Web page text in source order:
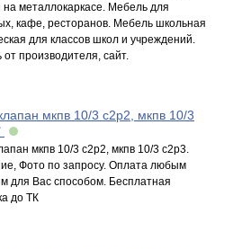
металлокаркасе. Мебель для
кафе, ресторанов. Мебель школьная
для классов школ и учреждений.
от производителя, сайт.
мкпв 10/3 с2р2, мкпв 10/3
мкпв 10/3 с2р2, мкпв 10/3 с2р3.
Фото по запросу. Оплата любым
для Вас способом. Бесплатная
до ТК